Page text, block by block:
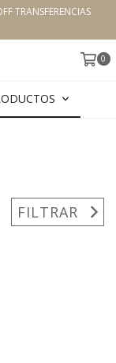
TRANSFERENCIAS
0
FILTRAR